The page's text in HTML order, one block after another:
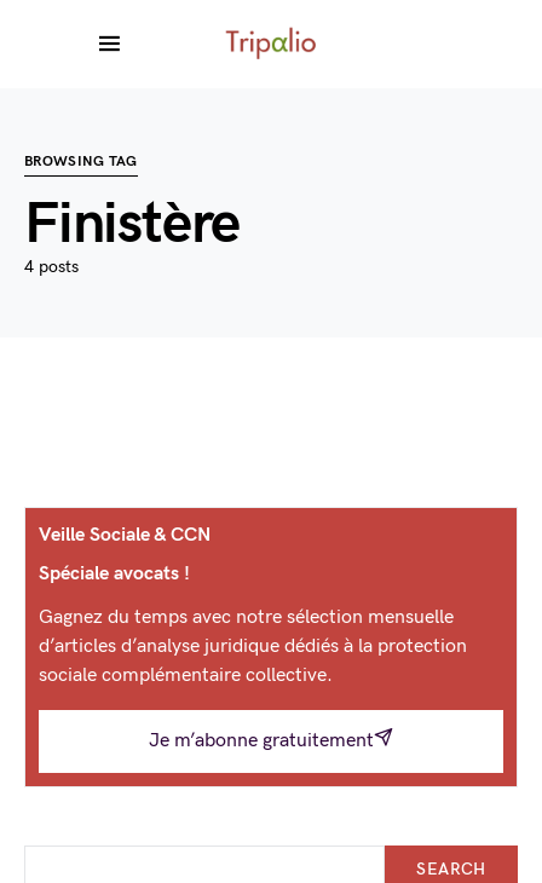
BROWSING TAG
Finistère
4 posts
Veille Sociale & CCN
Spéciale avocats !
Gagnez du temps avec notre sélection mensuelle
d’articles d’analyse juridique dédiés à la protection
sociale complémentaire collective.
Je m’abonne gratuitement
SEARCH